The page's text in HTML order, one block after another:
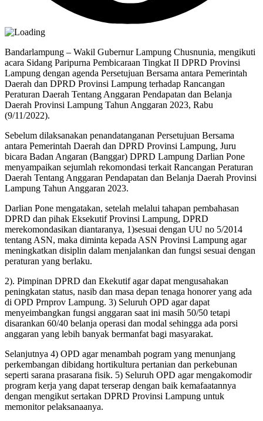
Bandarlampung – Wakil Gubernur Lampung Chusnunia, mengikuti
acara Sidang Paripurna Pembicaraan Tingkat II DPRD Provinsi
Lampung dengan agenda Persetujuan Bersama antara Pemerintah
Daerah dan DPRD Provinsi Lampung terhadap Rancangan
Peraturan Daerah Tentang Anggaran Pendapatan dan Belanja
Daerah Provinsi Lampung Tahun Anggaran 2023, Rabu
(9/11/2022).
Sebelum dilaksanakan penandatanganan Persetujuan Bersama
antara Pemerintah Daerah dan DPRD Provinsi Lampung, Juru
bicara Badan Angaran (Banggar) DPRD Lampung Darlian Pone
menyampaikan sejumlah rekomondasi terkait Rancangan Peraturan
Daerah Tentang Anggaran Pendapatan dan Belanja Daerah Provinsi
Lampung Tahun Anggaran 2023.
Darlian Pone mengatakan, setelah melalui tahapan pembahasan
DPRD dan pihak Eksekutif Provinsi Lampung, DPRD
merekomondasikan diantaranya, 1)sesuai dengan UU no 5/2014
tentang ASN, maka diminta kepada ASN Provinsi Lampung agar
meningkatkan disiplin dalam menjalankan dan fungsi sesuai dengan
peraturan yang berlaku.
2). Pimpinan DPRD dan Ekekutif agar dapat mengusahakan
peningkatan status, nasib dan masa depan tenaga honorer yang ada
di OPD Prnprov Lampung. 3) Seluruh OPD agar dapat
menyeimbangkan fungsi anggaran saat ini masih 50/50 tetapi
disarankan 60/40 belanja operasi dan modal sehingga ada porsi
anggaran yang lebih banyak bermanfat bagi masyarakat.
Selanjutnya 4) OPD agar menambah pogram yang menunjang
perkembangan dibidang hortikultura pertanian dan perkebunan
seperti sarana prasarana fisik. 5) Seluruh OPD agar mengakomodir
program kerja yang dapat terserap dengan baik kemafaatannya
dengan mengikut sertakan DPRD Provinsi Lampung untuk
memonitor pelaksanaanya.